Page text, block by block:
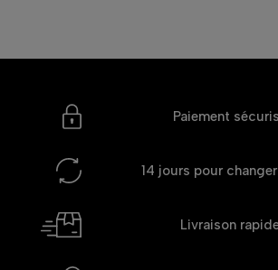
Paiement
14 jours pour
Livraison